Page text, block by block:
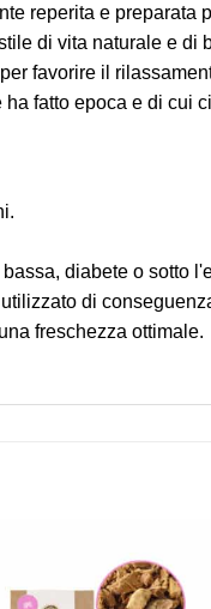
reperita e preparata
di vita naturale e di
favorire il
fatto epoca e di cui
diabete o sotto
di
freschezza ottimale.